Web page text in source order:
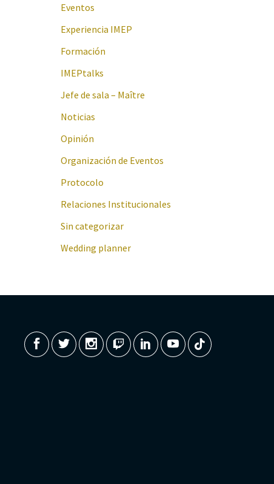
Eventos
Experiencia IMEP
Formación
IMEPtalks
Jefe de sala – Maître
Noticias
Opinión
Organización de Eventos
Protocolo
Relaciones Institucionales
Sin categorizar
Wedding planner